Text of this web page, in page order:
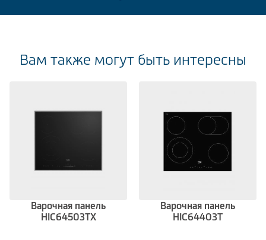
Вам также могут быть интересны
Варочная панель
HIC64503TX
Варочная панель
HIC64403T